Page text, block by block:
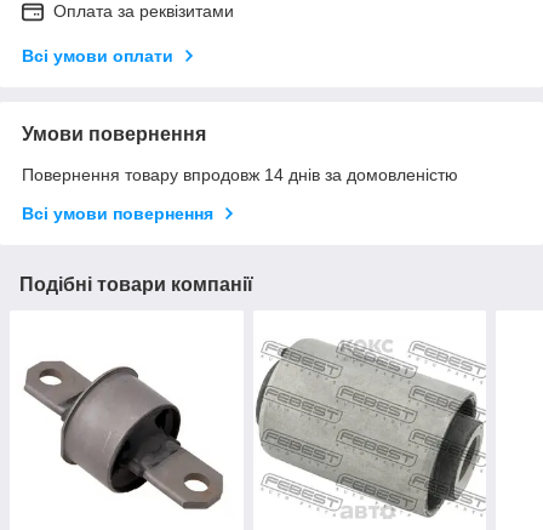
Оплата за реквізитами
Всі умови оплати
Умови повернення
Повернення товару впродовж 14 днів за домовленістю
Всі умови повернення
Подібні товари компанії